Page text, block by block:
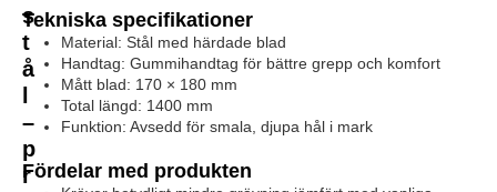
s
t
å
l
–
p
r
Tekniska specifikationer
Material: Stål med härdade blad
Handtag: Gummihandtag för bättre grepp och komfort
Mått blad: 170 × 180 mm
Total längd: 1400 mm
Funktion: Avsedd för smala, djupa hål i mark
Fördelar med produkten